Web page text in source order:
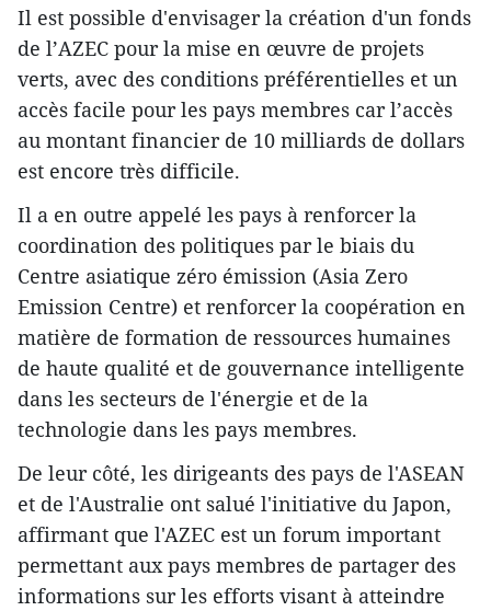
Il est possible d'envisager la création d'un fonds
de l’AZEC pour la mise en œuvre de projets
verts, avec des conditions préférentielles et un
accès facile pour les pays membres car l’accès
au montant financier de 10 milliards de dollars
est encore très difficile.
Il a en outre appelé les pays à renforcer la
coordination des politiques par le biais du
Centre asiatique zéro émission (Asia Zero
Emission Centre) et renforcer la coopération en
matière de formation de ressources humaines
de haute qualité et de gouvernance intelligente
dans les secteurs de l'énergie et de la
technologie dans les pays membres.
De leur côté, les dirigeants des pays de l'ASEAN
et de l'Australie ont salué l'initiative du Japon,
affirmant que l'AZEC est un forum important
permettant aux pays membres de partager des
informations sur les efforts visant à atteindre